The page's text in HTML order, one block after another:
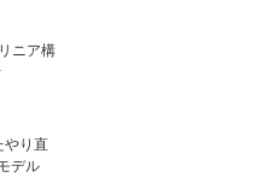
ニア構
やり直
デル